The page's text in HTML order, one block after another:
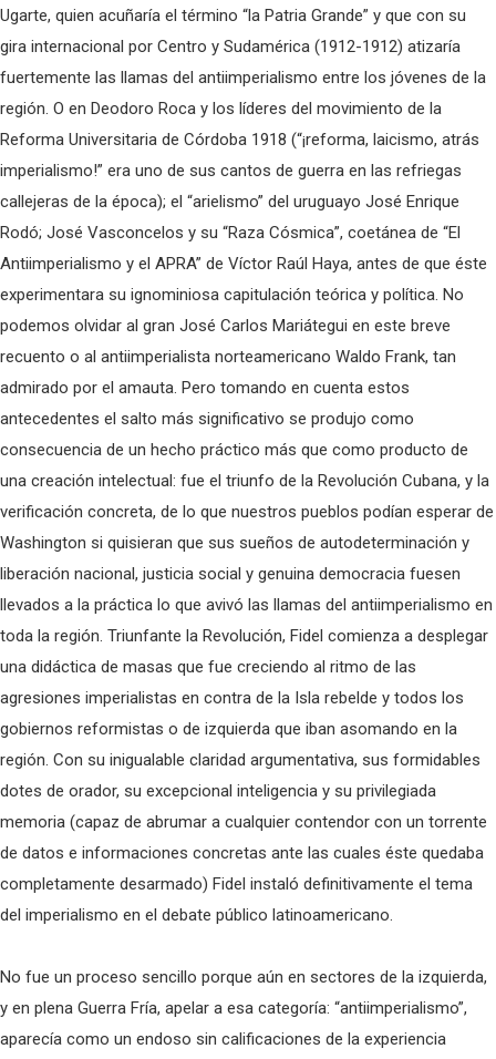
Ugarte, quien acuñaría el término “la Patria Grande” y que con su
gira internacional por Centro y Sudamérica (1912-1912) atizaría
fuertemente las llamas del antiimperialismo entre los jóvenes de la
región. O en Deodoro Roca y los líderes del movimiento de la
Reforma Universitaria de Córdoba 1918 (“¡reforma, laicismo, atrás
imperialismo!” era uno de sus cantos de guerra en las refriegas
callejeras de la época); el “arielismo” del uruguayo José Enrique
Rodó; José Vasconcelos y su “Raza Cósmica”, coetánea de “El
Antiimperialismo y el APRA” de Víctor Raúl Haya, antes de que éste
experimentara su ignominiosa capitulación teórica y política. No
podemos olvidar al gran José Carlos Mariátegui en este breve
recuento o al antiimperialista norteamericano Waldo Frank, tan
admirado por el amauta. Pero tomando en cuenta estos
antecedentes el salto más significativo se produjo como
consecuencia de un hecho práctico más que como producto de
una creación intelectual: fue el triunfo de la Revolución Cubana, y la
verificación concreta, de lo que nuestros pueblos podían esperar de
Washington si quisieran que sus sueños de autodeterminación y
liberación nacional, justicia social y genuina democracia fuesen
llevados a la práctica lo que avivó las llamas del antiimperialismo en
toda la región. Triunfante la Revolución, Fidel comienza a desplegar
una didáctica de masas que fue creciendo al ritmo de las
agresiones imperialistas en contra de la Isla rebelde y todos los
gobiernos reformistas o de izquierda que iban asomando en la
región. Con su inigualable claridad argumentativa, sus formidables
dotes de orador, su excepcional inteligencia y su privilegiada
memoria (capaz de abrumar a cualquier contendor con un torrente
de datos e informaciones concretas ante las cuales éste quedaba
completamente desarmado) Fidel instaló definitivamente el tema
del imperialismo en el debate público latinoamericano.
No fue un proceso sencillo porque aún en sectores de la izquierda,
y en plena Guerra Fría, apelar a esa categoría: “antiimperialismo”,
aparecía como un endoso sin calificaciones de la experiencia